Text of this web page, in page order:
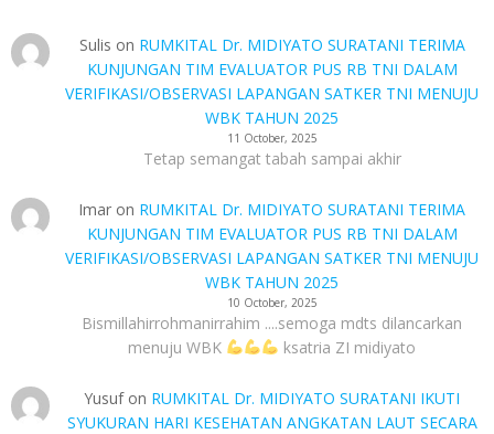
Sulis on RUMKITAL Dr. MIDIYATO SURATANI TERIMA
KUNJUNGAN TIM EVALUATOR PUS RB TNI DALAM
VERIFIKASI/OBSERVASI LAPANGAN SATKER TNI MENUJU
WBK TAHUN 2025
11 October, 2025
Tetap semangat tabah sampai akhir
Imar on RUMKITAL Dr. MIDIYATO SURATANI TERIMA
KUNJUNGAN TIM EVALUATOR PUS RB TNI DALAM
VERIFIKASI/OBSERVASI LAPANGAN SATKER TNI MENUJU
WBK TAHUN 2025
10 October, 2025
Bismillahirrohmanirrahim ....semoga mdts dilancarkan
menuju WBK
ksatria ZI midiyato
Yusufon RUMKITAL Dr. MIDIYATO SURATANI IKUTI
SYUKURAN HARI KESEHATAN ANGKATAN LAUT SECARA